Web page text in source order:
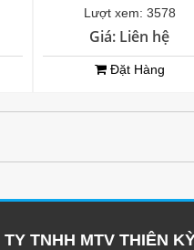
Lượt xem: 3578
Giá: Liên hệ
Đặt Hàng
TY TNHH MTV THIÊN